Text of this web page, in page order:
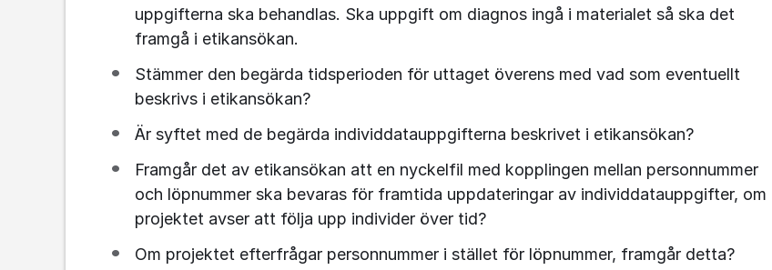
uppgifterna ska behandlas. Ska uppgift om diagnos ingå i materialet så ska det
framgå i etikansökan.
Stämmer den begärda tidsperioden för uttaget överens med vad som eventuellt
beskrivs i etikansökan?
Är syftet med de begärda individdatauppgifterna beskrivet i etikansökan?
Framgår det av etikansökan att en nyckelfil med kopplingen mellan personnummer
och löpnummer ska bevaras för framtida uppdateringar av individdatauppgifter, om
projektet avser att följa upp individer över tid?
Om projektet efterfrågar personnummer i stället för löpnummer, framgår detta?